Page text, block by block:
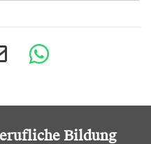
Bildung